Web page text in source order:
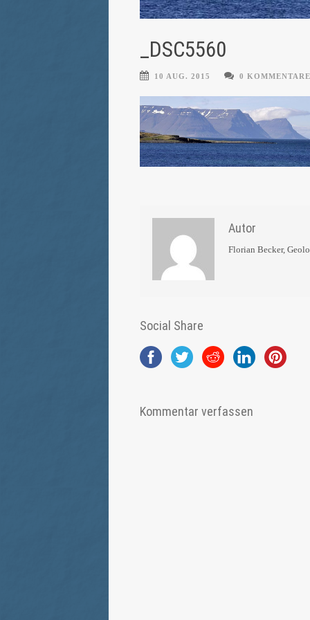
_DSC5560
10 AUG. 2015 0 KOMMENTARE
Autor
Florian Becker,
Social Share
Kommentar verfassen